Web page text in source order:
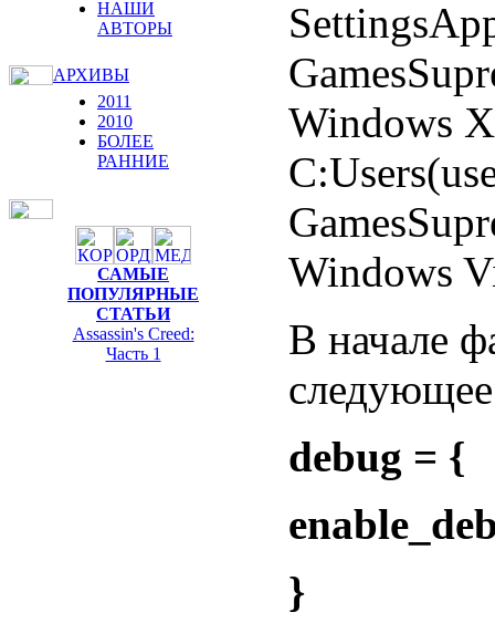
НАШИ
АВТОРЫ
АРХИВЫ
2011
2010
БОЛЕЕ
РАННИЕ
САМЫЕ
ПОПУЛЯРНЫЕ
СТАТЬИ
Assassin's Creed:
Часть 1
Windows
Windows
В начале
debug = {
}